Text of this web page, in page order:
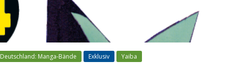
Deutschland: Manga-Bände Exklusiv Yaiba